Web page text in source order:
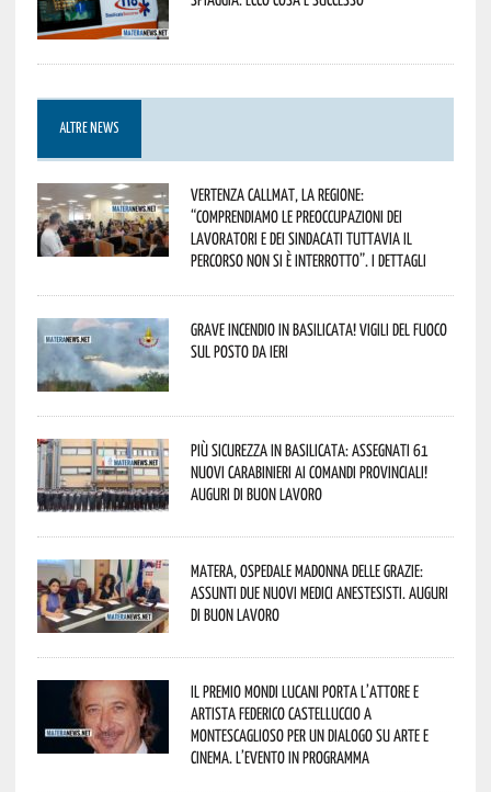
ALTRE NEWS
Vertenza CallMat, la Regione:
“comprendiamo le preoccupazioni dei
lavoratori e dei sindacati tuttavia il
percorso non si è interrotto”. I dettagli
Grave incendio in Basilicata! Vigili del fuoco
sul posto da ieri
Più sicurezza in Basilicata: assegnati 61
nuovi Carabinieri ai Comandi provinciali!
Auguri di buon lavoro
Matera, Ospedale Madonna delle Grazie:
assunti due nuovi medici anestesisti. Auguri
di buon lavoro
Il Premio Mondi Lucani porta l’attore e
artista Federico Castelluccio a
Montescaglioso per un dialogo su arte e
cinema. L’evento in programma